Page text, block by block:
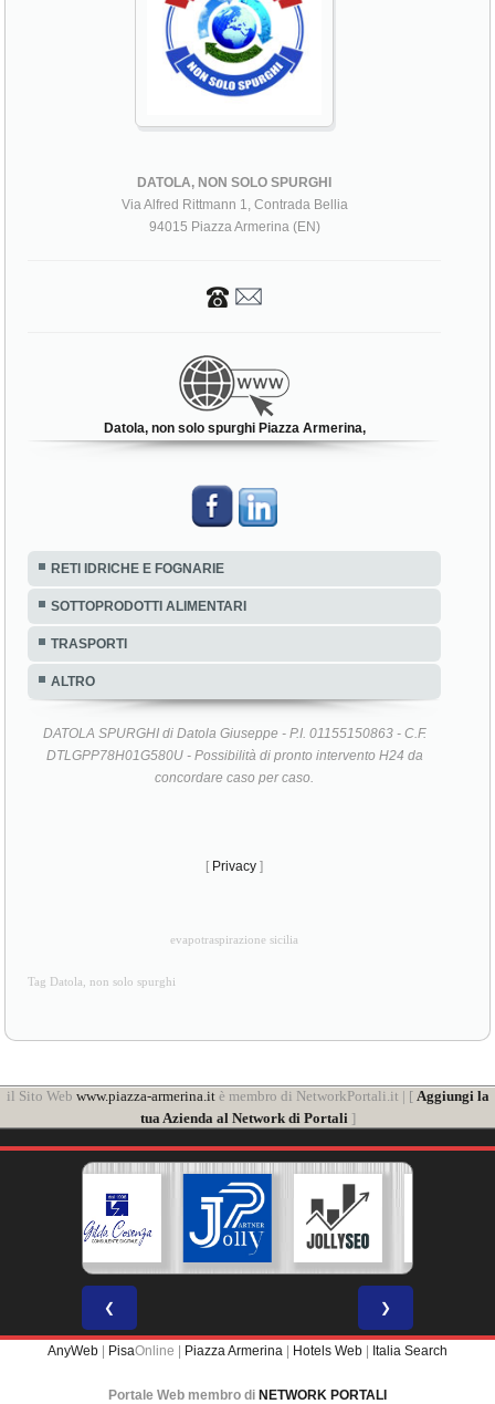
DATOLA, NON SOLO SPURGHI
Via Alfred Rittmann 1, Contrada Bellia
Datola, non solo spurghi Piazza Armerina,
DATOLA SPURGHI di Datola Giuseppe - P.I. 01155150863 - C.F.
DTLGPP78H01G580U - Possibilità di pronto intervento H24 da
www.piazza-armerina.it è membro di NetworkPortali.it | [
Aggiungi la
tua Azienda al Network di Portali]